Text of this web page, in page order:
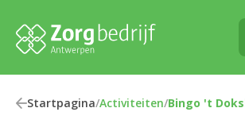
Startpagina/Activiteiten/Bingo 't